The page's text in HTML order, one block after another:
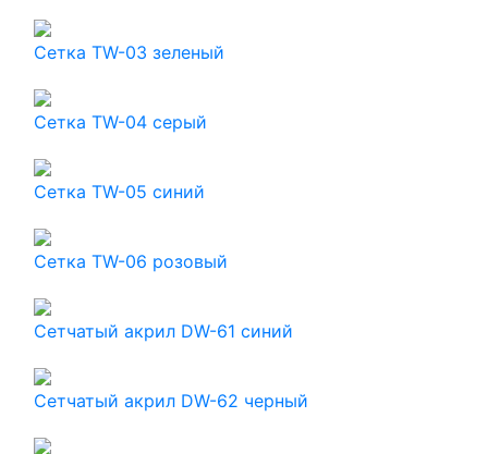
Сетка TW-03 зеленый
Сетка TW-04 серый
Сетка TW-05 синий
Сетка TW-06 розовый
Сетчатый акрил DW-61 синий
Сетчатый акрил DW-62 черный